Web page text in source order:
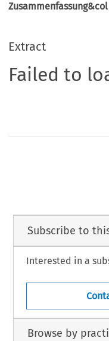
Zusammenfassung&col
Extract
Failed to
Subscribe to
Interested in a
Browse by